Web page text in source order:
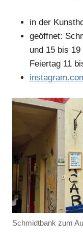
in der
geöffnet:
und 15 bis 19
Feiertag 11
Schmidtbank zum